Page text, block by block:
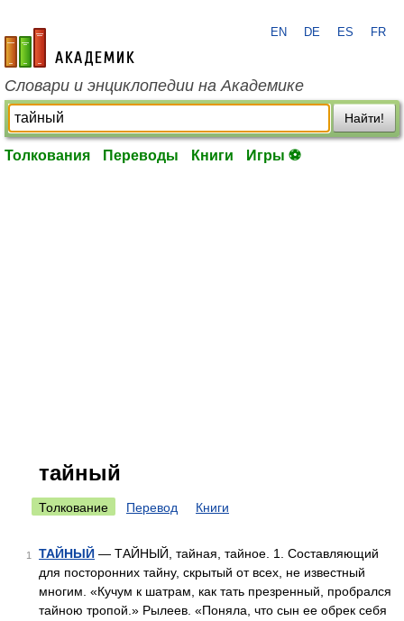
academic.ru
EN DE ES FR
Словари и энциклопедии на Академике
Найти!
Толкования Переводы Книги Игры ⚽
тайный
Толкование Перевод Книги
1 ТАЙНЫЙ — ТАЙНЫЙ, тайная, тайное. 1. Составляющий
для посторонних тайну, скрытый от всех, не известный
многим. «Кучум к шатрам, как тать презренный, пробрался
тайною тропой.» Рылеев. «Поняла, что сын ее обрек себя